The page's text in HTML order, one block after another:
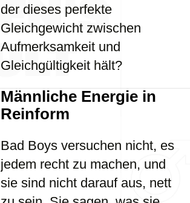
der dieses perfekte
Gleichgewicht zwischen
Aufmerksamkeit und
Gleichgültigkeit hält?
Männliche Energie in
Reinform
Bad Boys versuchen nicht, es
jedem recht zu machen, und
sie sind nicht darauf aus, nett